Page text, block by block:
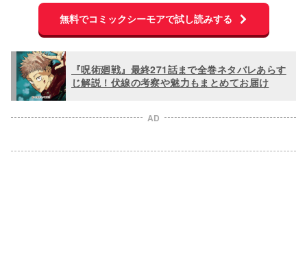
無料でコミックシーモアで試し読みする
『呪術廻戦』最終271話まで全巻ネタバレあらす
じ解説！伏線の考察や魅力もまとめてお届け
AD